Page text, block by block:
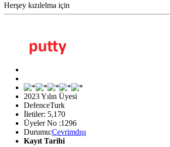
Herşey kızılelma için
2023 Yılın Üyesi
DefenceTurk
İletiler: 5,170
Üyeler No :1296
Durumu:Çevrimdışı
Kayıt Tarihi